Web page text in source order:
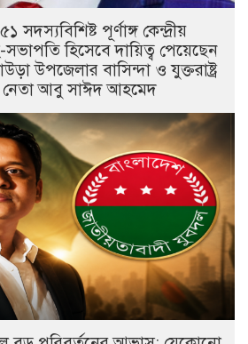
পূর্ণাঙ্গ কেন্দ্রীয়
সভাপতি হিসেবে দায়িত্ব পেয়েছেন
উপজেলার বাসিন্দা ও যুক্তরাষ্ট্র
নেতা আবু সাঈদ আহমেদ